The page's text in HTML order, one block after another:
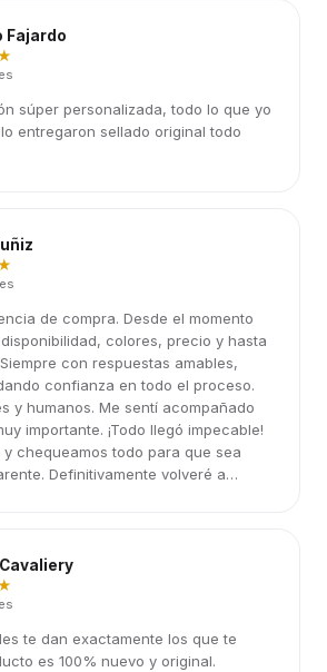
Fajardo
súper personalizada, todo lo que yo
entregaron sellado original todo
de compra. Desde el momento
colores, precio y hasta
con respuestas amables,
confianza en todo el proceso.
y humanos. Me sentí acompañado
importante. ¡Todo llegó impecable!
y chequeamos todo para que sea
Definitivamente volveré a
te dan exactamente los que te
es 100% nuevo y original.